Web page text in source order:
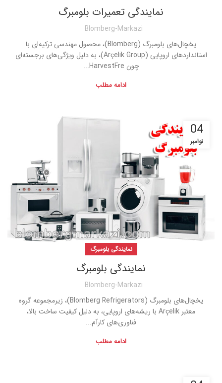
نمایندگی تعمیرات بلومبرگ
Blomberg-Markazi
یخچال‌های بلومبرگ (Blomberg)، محصول مهندسی ترکیه‌ای با
استانداردهای اروپایی (Arçelik Group)، به دلیل ویژگی‌های برجسته‌ای
چون HarvestFre...
ادامه مطلب
04
نوامبر
نمایندگی بلومبرگ
نمایندگی بلومبرگ
Blomberg-Markazi
یخچال‌های بلومبرگ (Blomberg Refrigerators)، زیرمجموعه گروه
معتبر Arçelik با ریشه‌های اروپایی، به دلیل کیفیت ساخت بالا،
فناوری‌های کارآم...
ادامه مطلب